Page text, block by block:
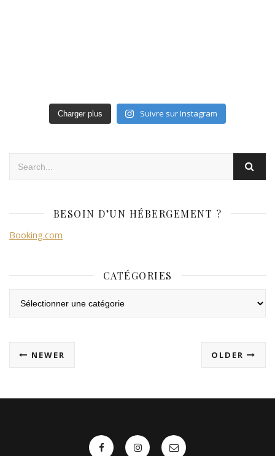
Charger plus Suivre sur Instagram
BESOIN D’UN HÉBERGEMENT ?
Booking.com
CATÉGORIES
OLDER
NEWER